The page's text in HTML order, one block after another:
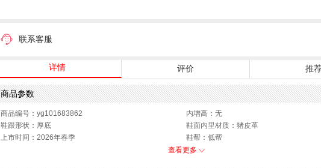
联系客服
详情 评价 推
商品参数
商品编号：yg101683862
内增高：无
鞋跟形状：厚底
鞋面内里材质：猪皮革
上市时间：2026年春季
鞋帮：低帮
参考鞋宽(女)：9CM
查看更多